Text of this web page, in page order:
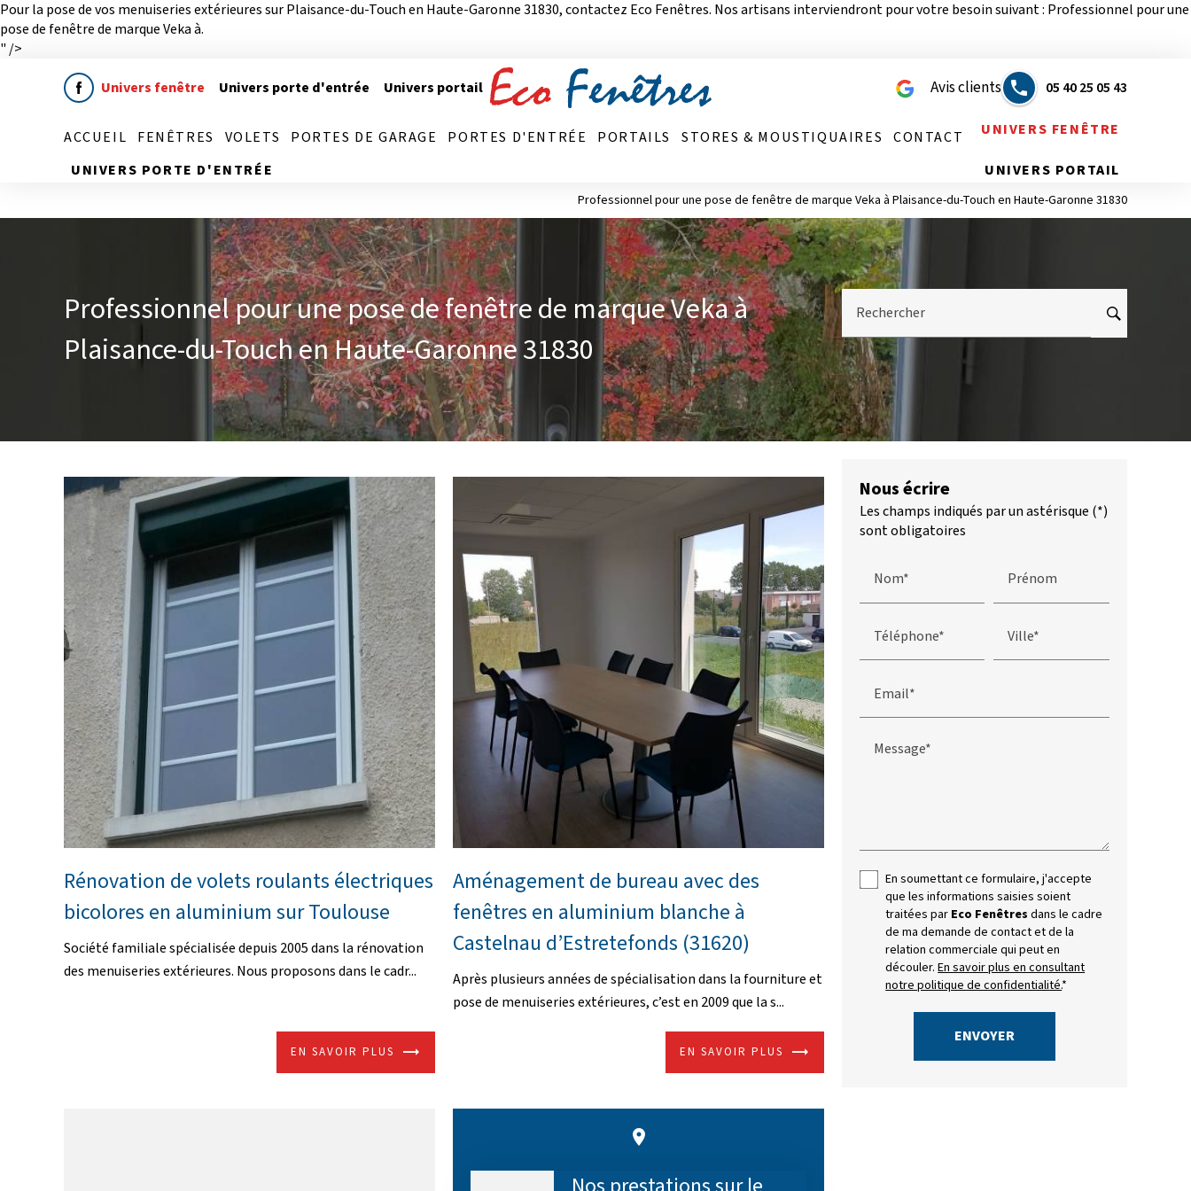
Pour la pose de vos menuiseries extérieures sur Plaisance-du-Touch en Haute-Garonne 31830, contactez Eco Fenêtres. Nos artisans interviendront pour votre besoin suivant : Professionnel pour une
pose de fenêtre de marque Veka à.
" />
Univers fenêtre
Univers porte d'entrée Univers portail Avis clients 05 40 25 05 43
ACCUEIL FENÊTRES VOLETS PORTES DE GARAGE PORTES D'ENTRÉE PORTAILS STORES & MOUSTIQUAIRES CONTACT UNIVERS FENÊTRE
UNIVERS PORTE D'ENTRÉE UNIVERS PORTAIL
Professionnel pour une pose de fenêtre de marque Veka à Plaisance-du-Touch en Haute-Garonne 31830
Professionnel pour une pose de fenêtre de marque Veka à
Plaisance-du-Touch en Haute-Garonne 31830
Rechercher
Rénovation de volets roulants électriques
bicolores en aluminium sur Toulouse
Société familiale spécialisée depuis 2005 dans la rénovation
des menuiseries extérieures. Nous proposons dans le cadr...
EN SAVOIR PLUS
Aménagement de bureau avec des
fenêtres en aluminium blanche à
Castelnau d’Estretefonds (31620)
Après plusieurs années de spécialisation dans la fourniture et
pose de menuiseries extérieures, c’est en 2009 que la s...
EN SAVOIR PLUS
place
Nous écrire
Les champs indiqués par un astérisque (*)
sont obligatoires
Nom* Prénom
Téléphone* Ville*
Email*
Message*
En soumettant ce formulaire, j'accepte
que les informations saisies soient
traitées par Eco Fenêtres dans le cadre
de ma demande de contact et de la
relation commerciale qui peut en
découler.En savoir plus en consultant
notre politique de confidentialité.*
Panneau de gestion des cookies